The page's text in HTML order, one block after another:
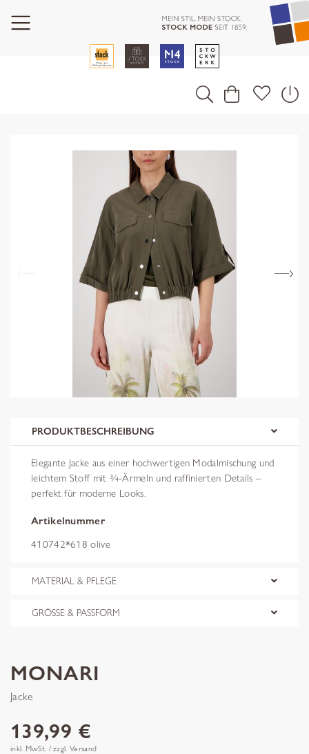
PRODUKTBESCHREIBUNG
Elegante Jacke aus einer hochwertigen Modalmischung und
leichtem Stoff mit ¾-Ärmeln und raffinierten Details –
perfekt für moderne Looks.
Artikelnummer
410742*618 olive
MATERIAL & PFLEGE
GRÖSSE & PASSFORM
MONARI
Jacke
139,99 €
inkl. MwSt. / zzgl. Versand